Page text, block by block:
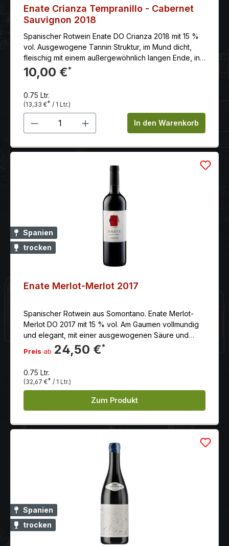
Enate Crianza Tempranillo - Cabernet
Sauvignon 2018
Spanischer Rotwein Enate DO Crianza 2018 mit 15 %
vol. Ausgewogene Tannin Struktur, im Mund dicht,
fleischig mit einem außergewöhnlich langen Ende, in
dem feine geröstete Noten erscheinen. Die Crianza
ist das Spanischste Produkt der ENATE Familie. Der
Sauvignon trägt zur Verstärkung seiner Struktur bei.
Es ist ein schmeichelhafter Wein, voll von Nuancen
10,00 €*
0.75 Ltr.
(13,33 €* / 1 Ltr.)
Produkt Anzahl: Gib denIn den Warenkorb
Spanien
trocken
Enate Merlot-Merlot 2017
Spanischer Rotwein aus Somontano. Enate Merlot-
Merlot DO 2017 mit 15 % vol. Am Gaumen vollmundig
und elegant, mit einer ausgewogenen Säure und
Tanninen. Der Abgang ist lang und langanhaltend.
Preis ab 24,50 €*
0.75 Ltr.
(32,67 €* / 1 Ltr.)
Zum Produkt
Spanien
trocken